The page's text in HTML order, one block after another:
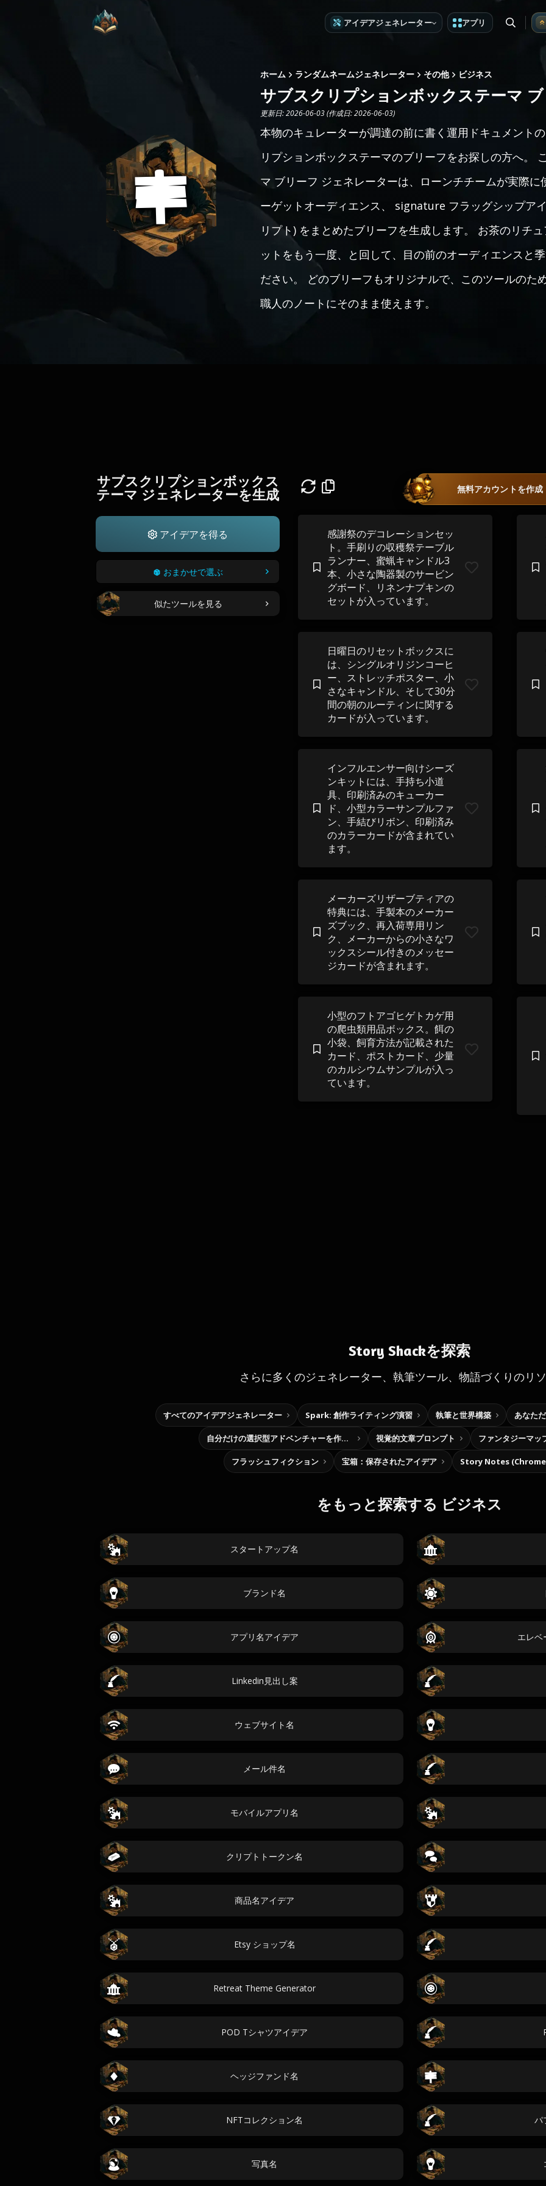
アイデアジェネレーター アプリ
ホーム ランダムネームジェネレーター その他 ビジネス
サブスクリプションボックステーマ
更新日: 2026-06-03 (作成日: 2026-06-03)
本物のキュレーターが調達の前に書く運用ドキュメント
リプションボックステーマのブリーフをお探しの方へ。
マ ブリーフ ジェネレーターは、ローンチチームが実際
ーゲットオーディエンス、 signature フラッグシップア
リプト) をまとめたブリーフを生成します。 お茶のリチ
ットをもう一度、と回して、目の前のオーディエンスと
ださい。 どのブリーフもオリジナルで、このツールのた
職人のノートにそのまま使えます。
サブスクリプションボックス
テーマ ジェネレーターを生成
アイデアを得る
おまかせで選ぶ
似たツールを見る
無料アカウントを作成
感謝祭のデコレーションセッ
ト。手刷りの収穫祭テーブル
ランナー、蜜蝋キャンドル3
本、小さな陶器製のサービン
グボード、リネンナプキンの
セットが入っています。
日曜日のリセットボックスに
は、シングルオリジンコーヒ
ー、ストレッチポスター、小
さなキャンドル、そして30分
間の朝のルーティンに関する
カードが入っています。
インフルエンサー向けシーズ
ンキットには、手持ち小道
具、印刷済みのキューカー
ド、小型カラーサンプルファ
ン、手結びリボン、印刷済み
のカラーカードが含まれてい
ます。
メーカーズリザーブティアの
特典には、手製本のメーカー
ズブック、再入荷専用リン
ク、メーカーからの小さなワ
ックスシール付きのメッセー
ジカードが含まれます。
小型のフトアゴヒゲトカゲ用
の爬虫類用品ボックス。餌の
小袋、飼育方法が記載された
カード、ポストカード、少量
のカルシウムサンプルが入っ
ています。
Story Shackを探索
さらに多くのジェネレーター、執筆ツール、物語づくりのリソ
すべてのアイデアジェネレーター Spark: 創作ライティング演習 執筆と世界構築 あなた
自分だけの選択型アドベンチャーを作ろう 視覚的文章プロンプト ファンタジーマッ
フラッシュフィクション 宝箱：保存されたアイデア Story Notes (Chrome
をもっと探索する ビジネス
スタートアップ名
ブランド名
アプリ名アイデア エレベ
Linkedin見出し案
ウェブサイト名
メール件名
モバイルアプリ名
クリプトトークン名
商品名アイデア
Etsy ショップ名
Retreat Theme Generator
POD Tシャツアイデア
ヘッジファンド名
NFTコレクション名 パ
写真名